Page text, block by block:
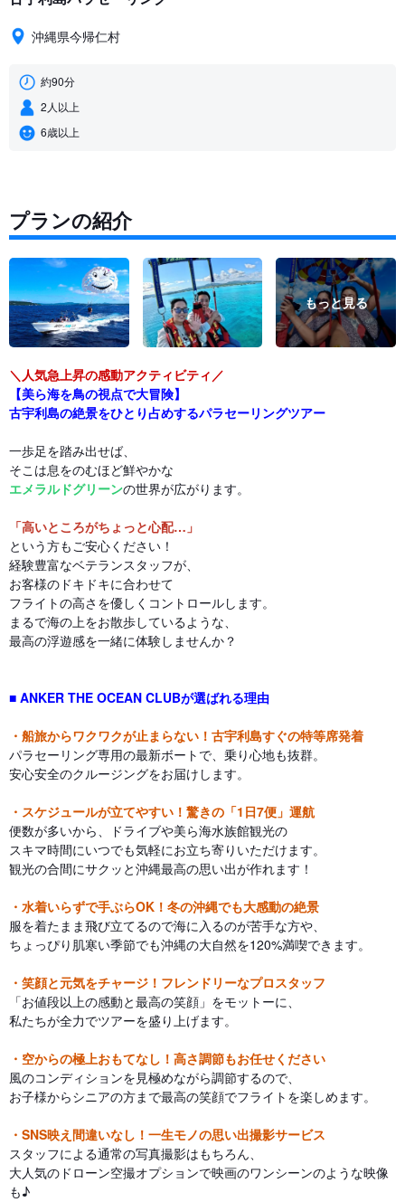
沖縄県今帰仁村
約90分
2人以上
6歳以上
プランの紹介
もっと見る
＼人気急上昇の感動アクティビティ／
【美ら海を鳥の視点で大冒険】
古宇利島の絶景をひとり占めするパラセーリングツアー
一歩足を踏み出せば、
そこは息をのむほど鮮やかな
エメラルドグリーンの世界が広がります。
「高いところがちょっと心配…」
という方もご安心ください！
経験豊富なベテランスタッフが、
お客様のドキドキに合わせて
フライトの高さを優しくコントロールします。
まるで海の上をお散歩しているような、
最高の浮遊感を一緒に体験しませんか？
■ ANKER THE OCEAN CLUBが選ばれる理由
・船旅からワクワクが止まらない！古宇利島すぐの特等席発着
パラセーリング専用の最新ボートで、乗り心地も抜群。
安心安全のクルージングをお届けします。
・スケジュールが立てやすい！驚きの「1日7便」運航
便数が多いから、ドライブや美ら海水族館観光の
スキマ時間にいつでも気軽にお立ち寄りいただけます。
観光の合間にサクッと沖縄最高の思い出が作れます！
・水着いらずで手ぶらOK！冬の沖縄でも大感動の絶景
服を着たまま飛び立てるので海に入るのが苦手な方や、
ちょっぴり肌寒い季節でも沖縄の大自然を120%満喫できます。
・笑顔と元気をチャージ！フレンドリーなプロスタッフ
「お値段以上の感動と最高の笑顔」をモットーに、
私たちが全力でツアーを盛り上げます。
・空からの極上おもてなし！高さ調節もお任せください
風のコンディションを見極めながら調節するので、
お子様からシニアの方まで最高の笑顔でフライトを楽しめます。
・SNS映え間違いなし！一生モノの思い出撮影サービス
スタッフによる通常の写真撮影はもちろん、
大人気のドローン空撮オプションで映画のワンシーンのような映像
も♪